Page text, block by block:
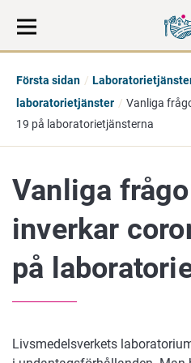
till
Första sidan
laboratorietjänster
Vanliga
19 på laboratorietjänsterna
Vanliga
inverkar
på
Livsmedelsverkets